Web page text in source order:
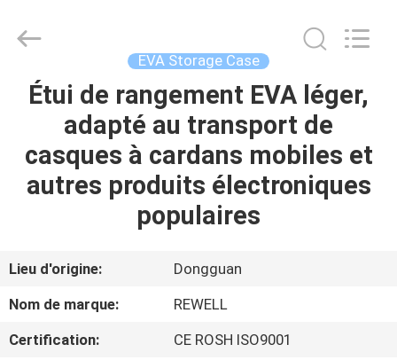
MAISON
PRODUITS
DE
NOUS
Rights
EVA Storage Case
Étui de rangement EVA léger,
adapté au transport de
casques à cardans mobiles et
autres produits électroniques
populaires
Lieu d'origine:
Dongguan
Nom de marque:
REWELL
Certification:
CE ROSH ISO9001